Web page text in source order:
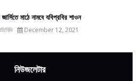
মাঠে নামবে যবিপ্রবির শাওন
December 12, 2021
নিউজলেটার